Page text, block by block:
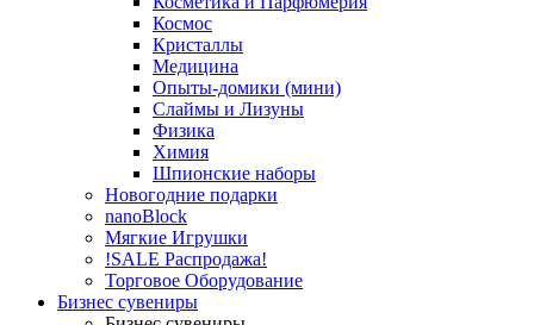
Космос
Кристаллы
Медицина
Опыты-домики (мини)
Слаймы и Лизуны
Физика
Химия
Шпионские наборы
Новогодние подарки
nanoBlock
Мягкие Игрушки
!SALE Распродажа!
Торговое Оборудование
Бизнес сувениры